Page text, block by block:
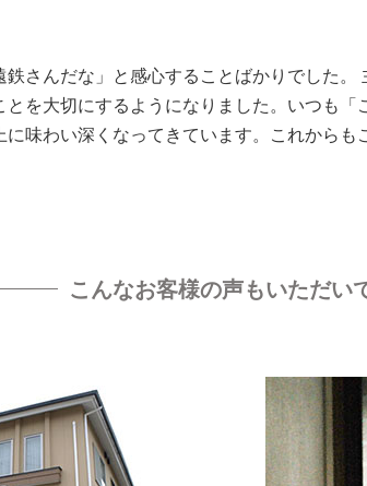
さんだな」と感心することばかりでした
を大切にするようになりました。いつも
味わい深くなってきています。これから
こんなお客様の声もいただい